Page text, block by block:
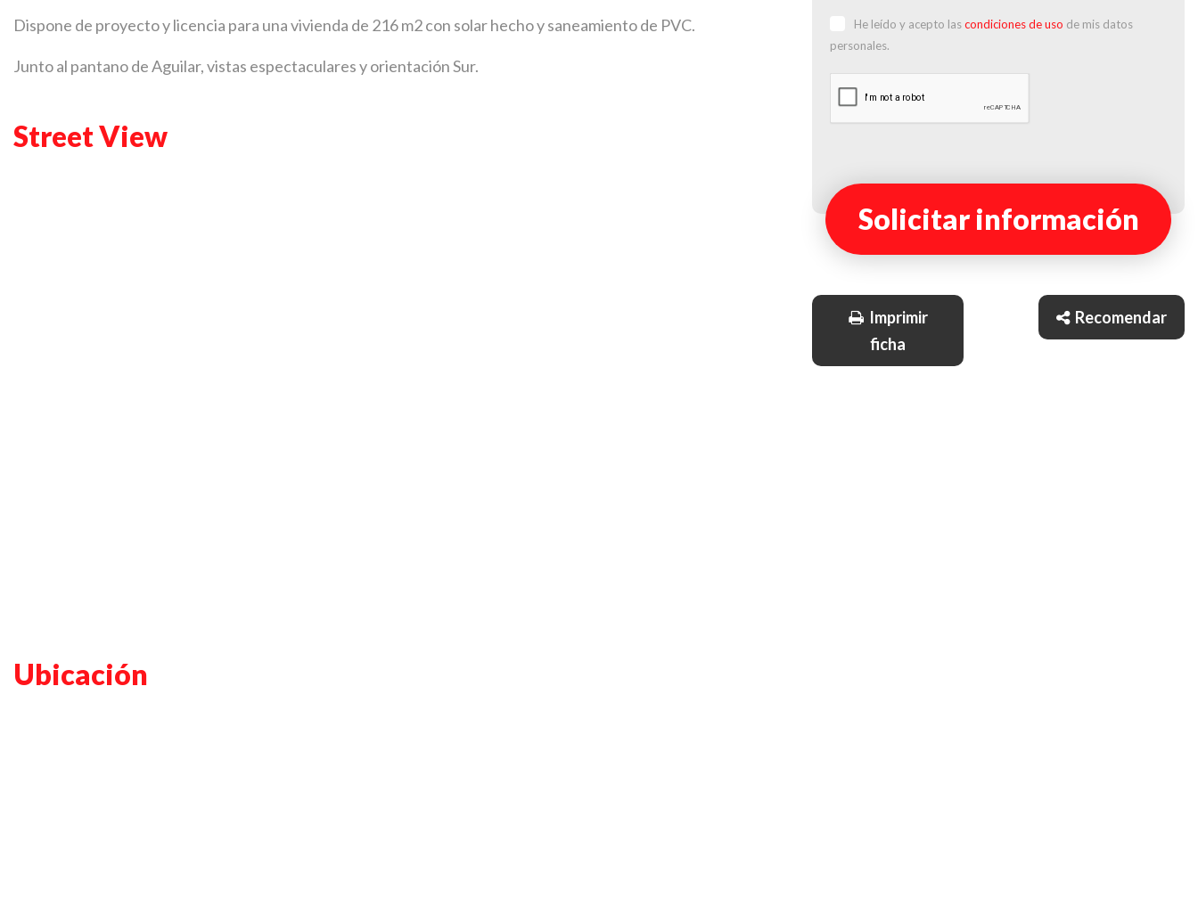
Dispone de proyecto y licencia para una vivienda de 216 m2 con solar hecho y saneamiento de PVC.
Junto al pantano de Aguilar, vistas espectaculares y orientación Sur.
Street View
Ubicación
He leído y acepto lascondiciones de uso de mis datos
personales.
Solicitar información
Imprimir
ficha
Recomendar